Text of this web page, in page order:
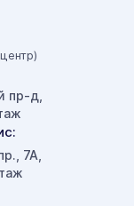
пр-д,
7А,